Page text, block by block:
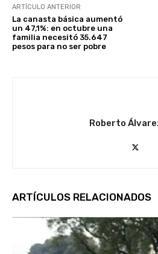
ARTÍCULO ANTERIOR
La canasta básica aumentó
un 47,1%: en octubre una
familia necesitó 35.647
pesos para no ser pobre
Roberto
ARTÍCULOS RELACIONADOS